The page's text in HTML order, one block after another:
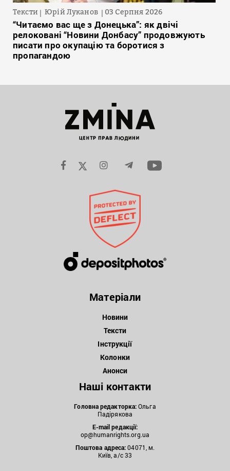
Тексти Юрій Луканов 03 Серпня 2026
“Читаємо вас ще з Донецька”: як двічі
релоковані “Новини Донбасу” продовжують
писати про окупацію та боротися з
пропагандою
Матеріали
Новини
Тексти
Інструкції
Колонки
Анонси
Наші контакти
Головна редакторка:Ольга
Падірякова
E-mail редакції:
op@humanrights.org.ua
Поштова адреса:04071, м.
Київ, а/с 33